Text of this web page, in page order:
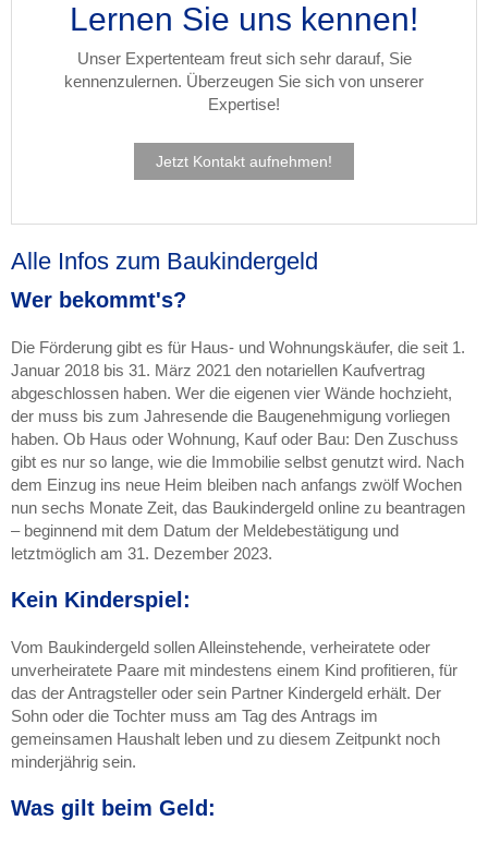
Lernen Sie uns kennen!
Unser Expertenteam freut sich sehr darauf, Sie
kennenzulernen. Überzeugen Sie sich von unserer
Expertise!
Jetzt Kontakt aufnehmen!
Alle Infos zum Baukindergeld
Wer bekommt's?
Die Förderung gibt es für Haus- und Wohnungskäufer, die seit 1.
Januar 2018 bis 31. März 2021 den notariellen Kaufvertrag
abgeschlossen haben. Wer die eigenen vier Wände hochzieht,
der muss bis zum Jahresende die Baugenehmigung vorliegen
haben. Ob Haus oder Wohnung, Kauf oder Bau: Den Zuschuss
gibt es nur so lange, wie die Immobilie selbst genutzt wird. Nach
dem Einzug ins neue Heim bleiben nach anfangs zwölf Wochen
nun sechs Monate Zeit, das Baukindergeld online zu beantragen
– beginnend mit dem Datum der Meldebestätigung und
letztmöglich am 31. Dezember 2023.
Kein Kinderspiel:
Vom Baukindergeld sollen Alleinstehende, verheiratete oder
unverheiratete Paare mit mindestens einem Kind profitieren, für
das der Antragsteller oder sein Partner Kindergeld erhält. Der
Sohn oder die Tochter muss am Tag des Antrags im
gemeinsamen Haushalt leben und zu diesem Zeitpunkt noch
minderjährig sein.
Was gilt beim Geld: